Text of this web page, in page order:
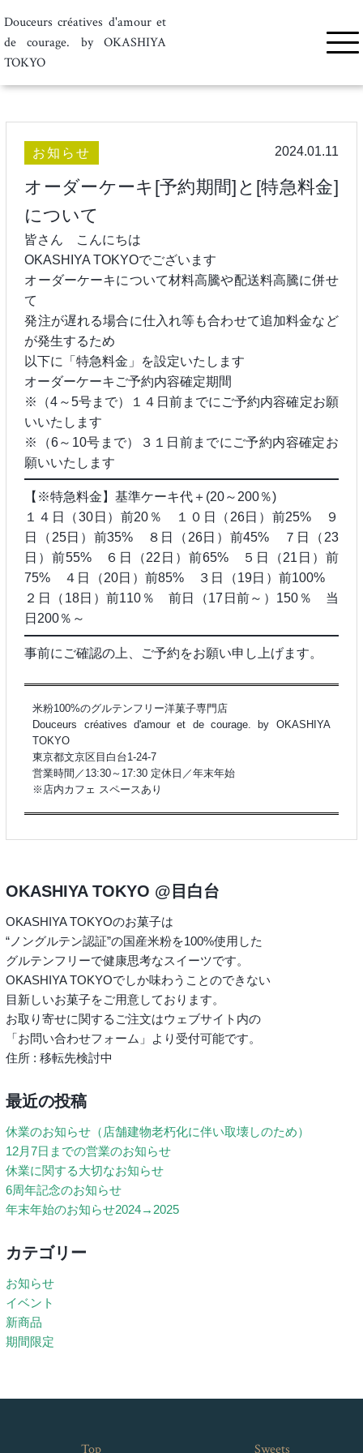
Douceurs créatives d'amour et
de courage. by OKASHIYA
TOKYO
トップ
お知らせ 2024.01.11
オーダーケーキ[予約期間]と[特急料金]
について
皆さん こんにちは
OKASHIYA TOKYOでございます
オーダーケーキについて材料高騰や配送料高騰に併せ
て
発注が遅れる場合に仕入れ等も合わせて追加料金など
が発生するため
以下に「特急料金」を設定いたします
オーダーケーキご予約内容確定期間
※（4～5号まで）１４日前までにご予約内容確定お願
いいたします
※（6～10号まで）３１日前までにご予約内容確定お
願いいたします
【※特急料金】基準ケーキ代＋(20～200％)
１４日（30日）前20％ １０日（26日）前25% ９
日（25日）前35% ８日（26日）前45% ７日（23
日）前55% ６日（22日）前65% ５日（21日）前
75% ４日（20日）前85% ３日（19日）前100%
２日（18日）前110％ 前日（17日前～）150％ 当
日200％～
事前にご確認の上、ご予約をお願い申し上げます。
米粉100%のグルテンフリー洋菓子専門店
Douceurs créatives d'amour et de courage. by OKASHIYA
TOKYO
東京都文京区目白台1-24-7
営業時間／13:30～17:30 定休日／年末年始
※店内カフェ スペースあり
OKASHIYA TOKYO @目白台
OKASHIYA TOKYOのお菓子は
“ノングルテン認証”の国産米粉を100%使用した
グルテンフリーで健康思考なスイーツです。
OKASHIYA TOKYOでしか味わうことのできない
目新しいお菓子をご用意しております。
お取り寄せに関するご注文はウェブサイト内の
「お問い合わせフォーム」より受付可能です。
住所 : 移転先検討中
最近の投稿
休業のお知らせ（店舗建物老朽化に伴い取壊しのため）
12月7日までの営業のお知らせ
休業に関する大切なお知らせ
6周年記念のお知らせ
年末年始のお知らせ2024→2025
カテゴリー
お知らせ
イベント
新商品
期間限定
Top Sweets